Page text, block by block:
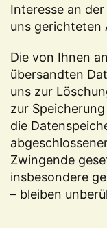
Interesse an
uns gerichteten
Die von Ihnen
übersandten
uns zur
zur
die
Zwingende
insbesondere
– bleiben